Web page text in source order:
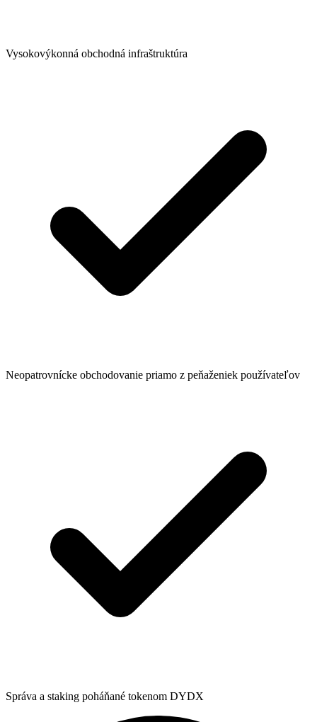
Vysokovýkonná obchodná infraštruktúra
Neopatrovnícke obchodovanie priamo z peňaženiek používateľov
Správa a staking poháňané tokenom DYDX